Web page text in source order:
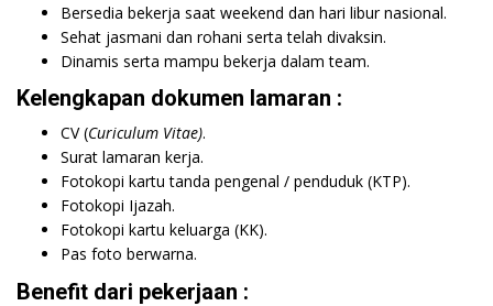
Bersedia bekerja saat weekend dan hari libur nasional.
Sehat jasmani dan rohani serta telah divaksin.
Dinamis serta mampu bekerja dalam team.
Kelengkapan dokumen lamaran :
CV (Curiculum Vitae).
Surat lamaran kerja.
Fotokopi kartu tanda pengenal / penduduk (KTP).
Fotokopi Ijazah.
Fotokopi kartu keluarga (KK).
Pas foto berwarna.
Benefit dari pekerjaan :